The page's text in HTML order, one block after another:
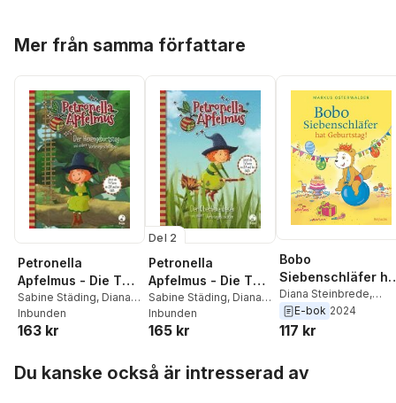
Mer från samma författare
Petronella
Apfelmus - Die TV-
Serie
Sabine Städing, Diana
Steinbrede
Inbunden
163 kr
Del 2
Petronella
Apfelmus - Die TV-
Serie. Der
Oberhexenbesen
und andere
n. Band 2
Sabine Städing, Diana
Steinbrede
Inbunden
165 kr
Bobo
Siebenschläfer
Geburtstag!
Diana Steinbrede,
Markus Osterwalder
E-bok 2024
117 kr
Du kanske också är intresserad av